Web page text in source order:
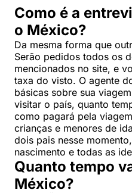
Como é a
o México?
Da mesma forma que
Serão pedidos todos os
mencionados no site, e
taxa do visto. O agente
básicas sobre sua
visitar o país, quanto
como pagará pela
crianças e menores de
dois pais nesse
nascimento e todas as
Quanto tempo
México?